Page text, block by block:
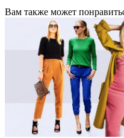
Вам также может